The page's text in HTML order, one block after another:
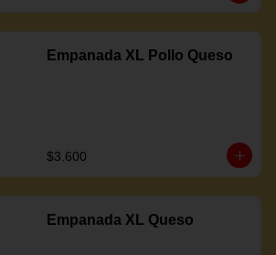
Empanada XL Pollo Queso
$3.600
Empanada XL Queso